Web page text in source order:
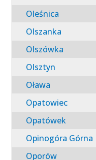
Oleśnica
Olszanka
Olszówka
Olsztyn
Oława
Opatowiec
Opatówek
Opinogóra Górna
Oporów